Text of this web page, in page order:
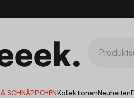
SCHNÄPPCHENKollektionenNeuheiten